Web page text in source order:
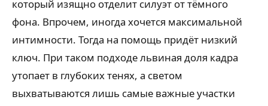
который изящно отделит силуэт от тёмного
фона. Впрочем, иногда хочется максимальной
интимности. Тогда на помощь придёт низкий
ключ. При таком подходе львиная доля кадра
утопает в глубоких тенях, а светом
выхватываются лишь самые важные участки